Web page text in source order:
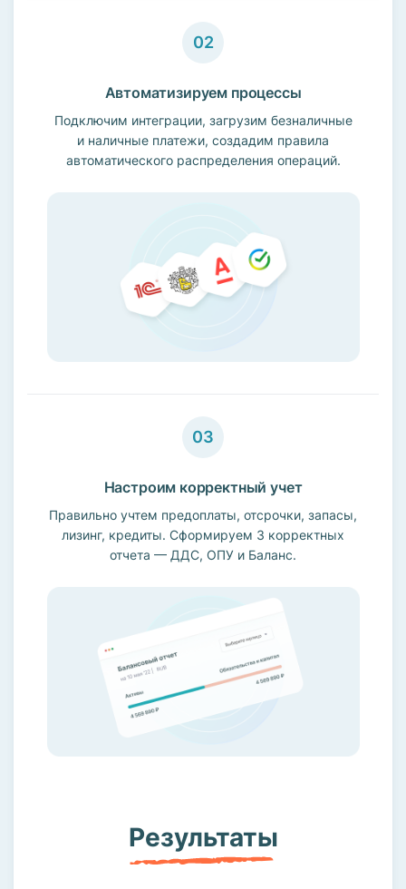
Автоматизируем процессы
Подключим интеграции, загрузим безналичные
и наличные платежи, создадим правила
автоматического распределения операций.
Настроим корректный учет
Правильно учтем предоплаты, отсрочки, запасы,
лизинг, кредиты. Сформируем 3 корректных
отчета — ДДС, ОПУ и Баланс.
Результаты